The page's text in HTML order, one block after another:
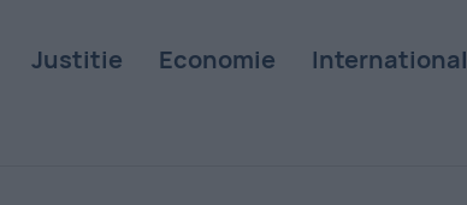
Justitie Economie International